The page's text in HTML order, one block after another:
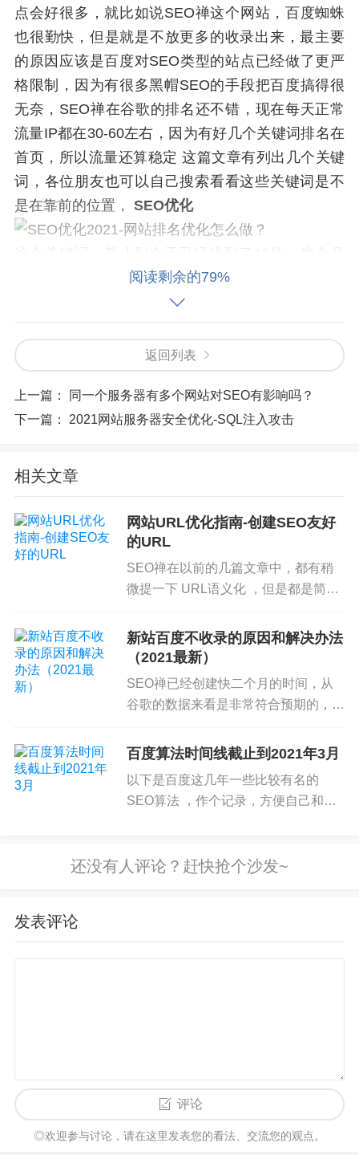
点会好很多，就比如说SEO禅这个网站，百度蜘蛛
也很勤快，但是就是不放更多的收录出来，最主要
的原因应该是百度对SEO类型的站点已经做了更严
格限制，因为有很多黑帽SEO的手段把百度搞得很
无奈，SEO禅在谷歌的排名还不错，现在每天正常
流量IP都在30-60左右，因为有好几个关键词排名在
首页，所以流量还算稳定 这篇文章有列出几个关键
词，各位朋友也可以自己搜索看看这些关键词是不
是在靠前的位置， SEO优化
前还是46位左右，已经达到了初期设定的目标，排
因为SEO禅已经写了很多篇怎么做SEO排名的文
章，这里不具体讲，就把文章链接列出来，然后简
单说明下，各位自己可以到相应文章看看。
如果是新手站长，SEO禅建议先看看 文章，对SEO
并不多，也分成了好几篇文章来讲，这里SEO禅要
一篇文章要写1500字以上，文章内容一定要长，字
数一定要够，词不达意也没关系，可以看到SEO禅
的网站文章大部分并不是特别长，除非确实知识点
没办法细分，不然一篇文章SEO禅觉得最合理的字
解力去分的，基本上1500左右字数能够在5分钟内读
完，这是SEO知识能被吸收最高效的时间段，如果
太长，就会有厌烦的情绪，那为什么很多文章很长
是文章尽量要写长的背后原因，其实需要把握个
度，如果太长，那知识点讲的就会很啰嗦，比如SE
O禅现在在说的这个知识点，就一句话就可以说完，
这些文章：
域名5年左右，收录少的可怜，或者是说收录不稳定
上下跳动，如果是使用正常手法的白帽 方法，基本
上收录和排名是比较稳定的，就像SEO禅在谷歌的
阅读剩余的79%
返回列表
上一篇：
同一个服务器有多个网站对SEO有影响吗？
下一篇：
2021网站服务器安全优化-SQL注入攻击
相关文章
网站URL优化指南-创建SEO友好
的URL
SEO禅在以前的几篇文章中，都有稍
微提一下 URL语义化 ，但是都是简单
说 优化URL 的方法，根据SEO禅观
察，网站使用友好的...
新站百度不收录的原因和解决办法
（2021最新）
SEO禅已经创建快二个月的时间，从
谷歌的数据来看是非常符合预期的，但
的蜘蛛抓取的频率不太高，和几个朋友
基本上...
百度算法时间线截止到2021年3月
以下是百度这几年一些比较有名的
SEO算法 ，作个记录，方便自己和各
页，快速提升...
发表评论
评论
◎欢迎参与讨论，请在这里发表您的看法、交流您的观点。